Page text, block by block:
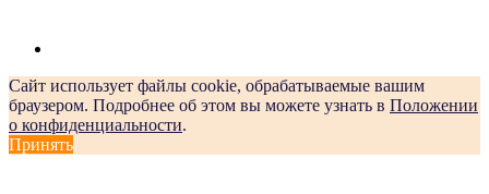
Сайт использует файлы cookie, обрабатываемые вашим
браузером. Подробнее об этом вы можете узнать в Положении
о конфиденциальности.
Принять